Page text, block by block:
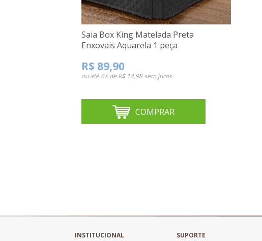
Saia Box King Matelada Preta
Enxovais Aquarela 1 peça
R$ 89,90
ou até 6X de R$ 14,98sem juros
COMPRAR
INSTITUCIONAL SUPORTE